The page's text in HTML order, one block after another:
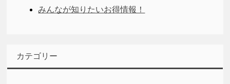
みんなが知りたいお得情報！
カテゴリー